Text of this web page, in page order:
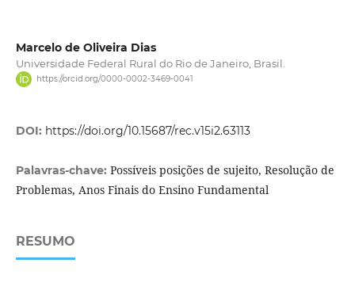
Marcelo de Oliveira Dias
Universidade Federal Rural do Rio de Janeiro, Brasil.
https://orcid.org/0000-0002-3469-0041
DOI: https://doi.org/10.15687/rec.v15i2.63113
Palavras-chave: Possíveis posições de sujeito, Resolução de
Problemas, Anos Finais do Ensino Fundamental
RESUMO